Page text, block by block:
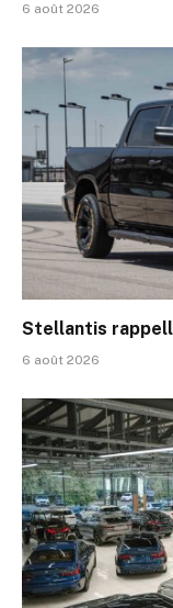
6 août 2026
Stellantis
6 août 2026